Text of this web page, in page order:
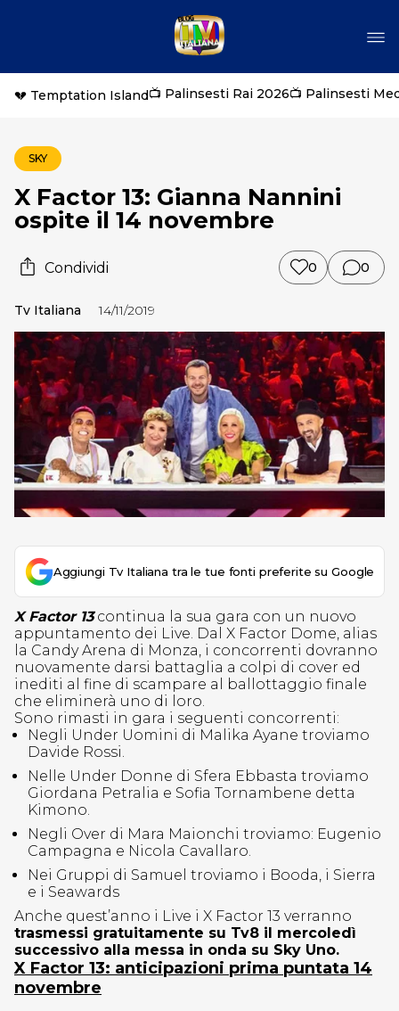
💔 Temptation Island📺 Palinsesti Rai 2026📺 Palinsesti
SKY
X Factor 13: Gianna Nannini
ospite il 14 novembre
Condividi 0 0
Tv Italiana 14/11/2019
Aggiungi Tv Italiana tra le tue fonti preferite su Google
X Factor 13continua la sua gara con un nuovo
appuntamento dei Live. Dal X Factor Dome, alias
la Candy Arena di Monza, i concorrenti dovranno
nuovamente darsi battaglia a colpi di cover ed
inediti al fine di scampare al ballottaggio finale
che eliminerà uno di loro.
Sono rimasti in gara i seguenti concorrenti:
Negli Under Uomini di Malika Ayane troviamo
Davide Rossi.
Nelle Under Donne di Sfera Ebbasta troviamo
Giordana Petralia e Sofia Tornambene detta
Kimono.
Negli Over di Mara Maionchi troviamo: Eugenio
Campagna e Nicola Cavallaro.
Nei Gruppi di Samuel troviamo i Booda, i Sierra
e i Seawards
Anche quest’anno i Live i X Factor 13 verranno
trasmessi gratuitamente su Tv8 il mercoledì
successivo alla messa in onda su Sky Uno.
X Factor 13: anticipazioni prima puntata 14
novembre